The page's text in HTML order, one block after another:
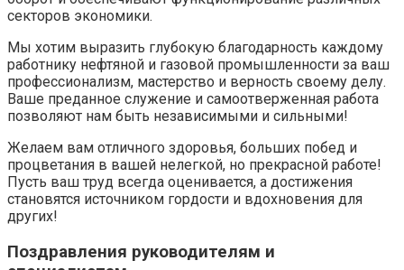
секторов экономики.
Мы хотим выразить глубокую благодарность каждому
работнику нефтяной и газовой промышленности за ваш
профессионализм, мастерство и верность своему делу.
Ваше преданное служение и самоотверженная работа
позволяют нам быть независимыми и сильными!
Желаем вам отличного здоровья, больших побед и
процветания в вашей нелегкой, но прекрасной работе!
Пусть ваш труд всегда оценивается, а достижения
становятся источником гордости и вдохновения для
других!
Поздравления руководителям и